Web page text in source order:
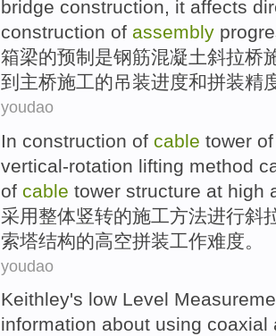
bridge construction, it affects
construction of assembly
箱梁的预制 是钢筋混凝土斜拉桥
到 主桥施工的吊装进度和拼装精
youdao
In construction of cable tower
vertical-rotation lifting method
of cable tower structure at high
采用整体竖转的施工方法进行斜
索塔结构的高空拼装工作难度 。
youdao
Keithley's low Level
information about using coaxial